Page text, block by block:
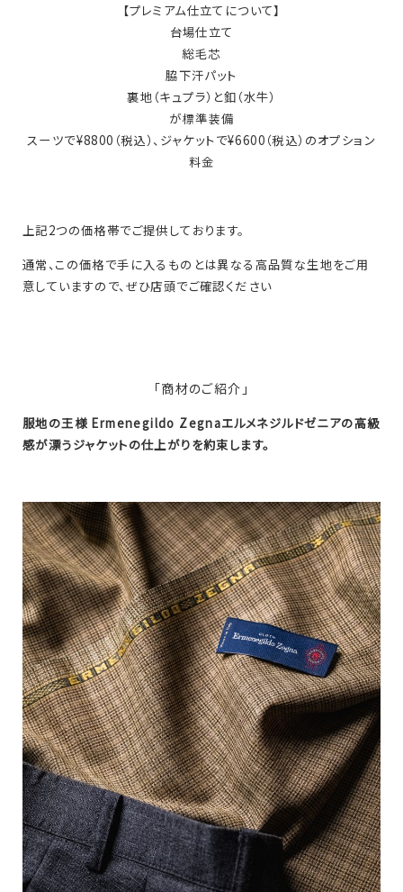
【プレミアム仕立てについて】
台場仕立て
総毛芯
脇下汗パット
裏地（キュプラ）と釦（水牛）
が標準装備
スーツで¥8800（税込）、ジャケットで¥6600（税込）のオプション
料金
上記2つの価格帯でご提供しております。
通常、この価格で手に入るものとは異なる高品質な生地をご用
意していますので、ぜひ店頭でご確認ください
「商材のご紹介」
服地の王様 Ermenegildo Zegnaエルメネジルドゼニアの高級
感が漂うジャケットの仕上がりを約束します。